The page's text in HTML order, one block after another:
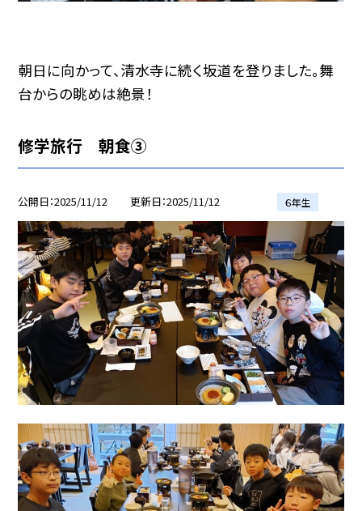
朝日に向かって、清水寺に続く坂道を登りました。舞
台からの眺めは絶景！
修学旅行 朝食③
公開日 2025/11/12 更新日 2025/11/12 ６年生